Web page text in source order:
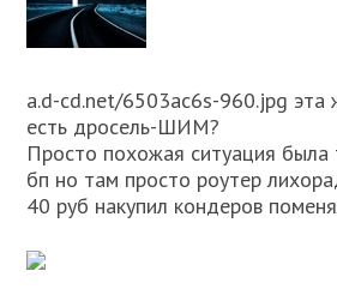
a.d-cd.net/6503ac6s-960.jpg эта
есть дросель-ШИМ?
Просто похожая ситуация
бп но там просто роутер
40 руб накупил кондеров